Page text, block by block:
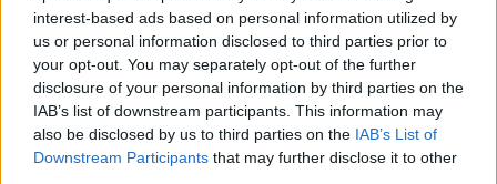
interest-based ads based on personal information utilized by
us or personal information disclosed to third parties prior to
your opt-out. You may separately opt-out of the further
disclosure of your personal information by third parties on the
IAB’s list of downstream participants. This information may
also be disclosed by us to third parties on the IAB’s List of
Downstream Participants that may further disclose it to other
Oggi è la Luna-Leone a chiedere di tenere
sotto controllo i punti deboli nella salute, ma
anche i punti deboli delle persone vicine con
cui siete obbligati a vivere, frequentare.
Presto vi riprenderete nelle finanze, ma
spendete troppo. Nuovi amori: Gemelli,